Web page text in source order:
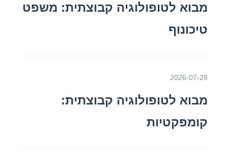
מבוא לטופולוגיה קבוצתית: משפט
טיכונוף
2026-07-28
מבוא לטופולוגיה קבוצתית:
קומפקטיות